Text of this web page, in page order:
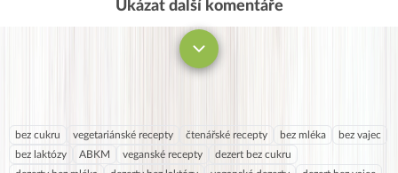
Ukázat další komentáře
bez cukru vegetariánské recepty čtenářské recepty bez mléka
bez vajec
bez laktózy
ABKM veganské recepty
dezert bez cukru